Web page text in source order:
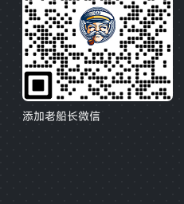
添加老船长微信